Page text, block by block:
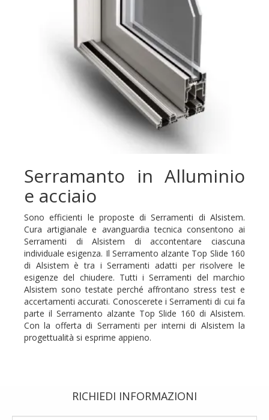
Serramanto in Alluminio
e acciaio
Sono efficienti le proposte di Serramenti di Alsistem.
Cura artigianale e avanguardia tecnica consentono ai
Serramenti di Alsistem di accontentare ciascuna
individuale esigenza. Il Serramento alzante Top Slide 160
di Alsistem è tra i Serramenti adatti per risolvere le
esigenze del chiudere. Tutti i Serramenti del marchio
Alsistem sono testate perché affrontano stress test e
accertamenti accurati. Conoscerete i Serramenti di cui fa
parte il Serramento alzante Top Slide 160 di Alsistem.
Con la offerta di Serramenti per interni di Alsistem la
progettualità si esprime appieno.
RICHIEDI INFORMAZIONI